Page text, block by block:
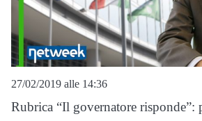
27/02/2019 alle 14:36
Rubrica “Il governatore risponde”: